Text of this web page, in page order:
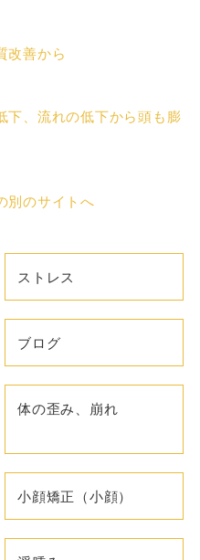
改善から
下、流れの低下から頭も膨
別のサイトへ
ストレス
ブログ
体の歪み、崩れ
小顔矯正（小顔）